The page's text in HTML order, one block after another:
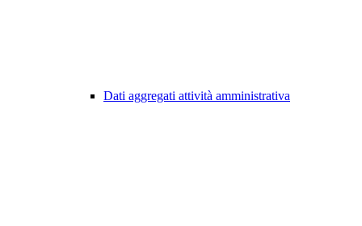
Dati aggregati attività amministrativa